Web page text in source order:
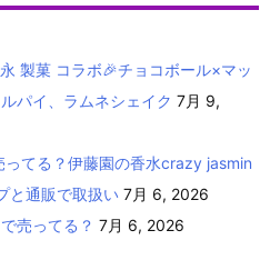
製菓 コラボ🎉チョコボール×マッ
パイ、ラムネシェイク 7月 9,
てる？伊藤園の香水crazy jasmin
と通販で取扱い 7月 6, 2026
売ってる？ 7月 6, 2026